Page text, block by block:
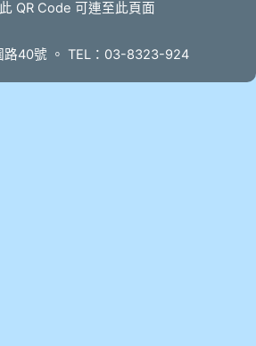
路40號 。 TEL：03-8323-924